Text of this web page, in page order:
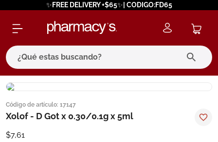
✨FREE DELIVERY +$65✨| CODIGO:FD65
¿Qué estas buscando?
Código de artículo: 17147
Xolof - D Got x 0.30/0.1g x 5ml
$7,61
términos más buscados
1. eucerin